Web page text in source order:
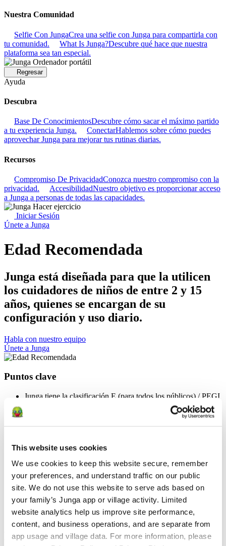
This website uses cookies
We use cookies to keep this website secure, remember
your preferences, and understand traffic on our public
site. We do not use this website to serve ads based on
your family’s Junga app or village activity. Limited
website analytics help us improve site performance,
content, and business operations, and are separate from
app usage and village data. For more information, please
Nuestra Comunidad
Selfie Con JungaCrea una selfie con Junga para compartirla con
tu comunidad.
What Is Junga?Descubre qué hace que nuestra
plataforma sea tan especial.
Regresar
Ayuda
Descubra
Base De ConocimientosDescubre cómo sacar el máximo partido
a tu experiencia Junga.
ConectarHablemos sobre cómo puedes
aprovechar Junga para mejorar tus rutinas diarias.
Recursos
Compromiso De PrivacidadConozca nuestro compromiso con la
privacidad.
AccesibilidadNuestro objetivo es proporcionar acceso
a Junga a personas de todas las capacidades.
Iniciar Sesión
Únete a Junga
Edad Recomendada
Junga está diseñada para que la utilicen
los cuidadores de niños de entre 2 y 15
años, quienes se encargan de su
configuración y uso diario.
Habla con nuestro equipo
Únete a Junga
Puntos clave
Junga tiene la clasificación E (para todos los públicos) / PEGI
Junga está diseñado para que lo configuren y lo administren
pretende ser un espacio acogedor, motivador y adecuado para
Junga está concebido como un espacio positivo y seguro
donde los Keeper puedan centrarse en el crecimiento, la
resiliencia, la confianza y el desarrollo saludable de sus hijos.
Junga no permite contenidos relacionados con temas políticos,
religiosos, de violencia, de apuestas, que provoquen miedo,
de consumo de sustancias o que sigan tendencias.
Edad Recomendada